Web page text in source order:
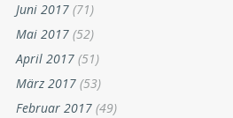
Juni 2017 (71)
Mai 2017 (52)
April 2017 (51)
März 2017 (53)
Februar 2017 (49)